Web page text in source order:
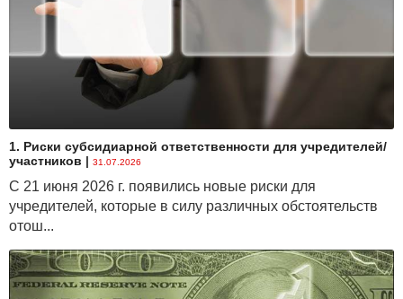
1. Риски субсидиарной ответственности для учредителей/
участников | 31.07.2026
С 21 июня 2026 г. появились новые риски для
учредителей, которые в силу различных обстоятельств
отош...